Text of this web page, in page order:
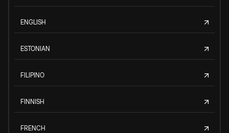
ENGLISH
ESTONIAN
FILIPINO
FINNISH
FRENCH